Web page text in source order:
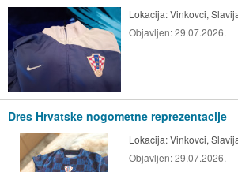
Lokacija:Vinkovci,
Objavljen:29.07.2026.
Dres Hrvatske nogometne reprezentacije
Lokacija:Vinkovci,
Objavljen:29.07.2026.